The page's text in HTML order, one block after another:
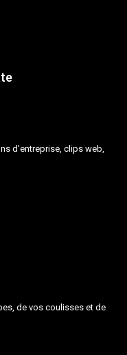
d’entreprise, clips web,
de vos coulisses et de